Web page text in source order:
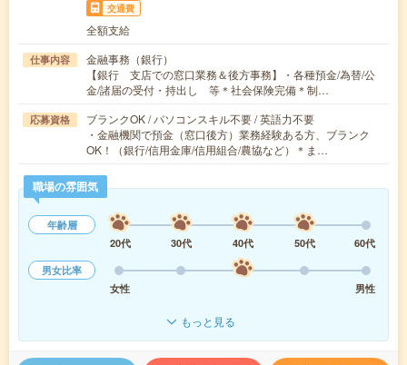
交通費
全額支給
仕事内容
金融事務（銀行）
【銀行 支店での窓口業務＆後方事務】・各種預金/為替/公
金/諸届の受付・持出し 等＊社会保険完備＊制…
応募資格
ブランクOK / パソコンスキル不要 / 英語力不要
・金融機関で預金（窓口後方）業務経験ある方、ブランク
OK！（銀行/信用金庫/信用組合/農協など）＊ま…
職場の雰囲気
年齢層
20代
30代 40代 50代
60代
男女比率
女性
男性
もっと見る